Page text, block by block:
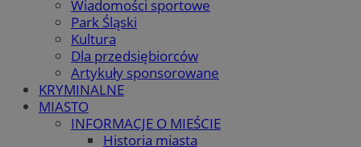
Wiadomości sportowe
Park Śląski
Kultura
Dla przedsiębiorców
Artykuły sponsorowane
KRYMINALNE
MIASTO
INFORMACJE O MIEŚCIE
Historia miasta